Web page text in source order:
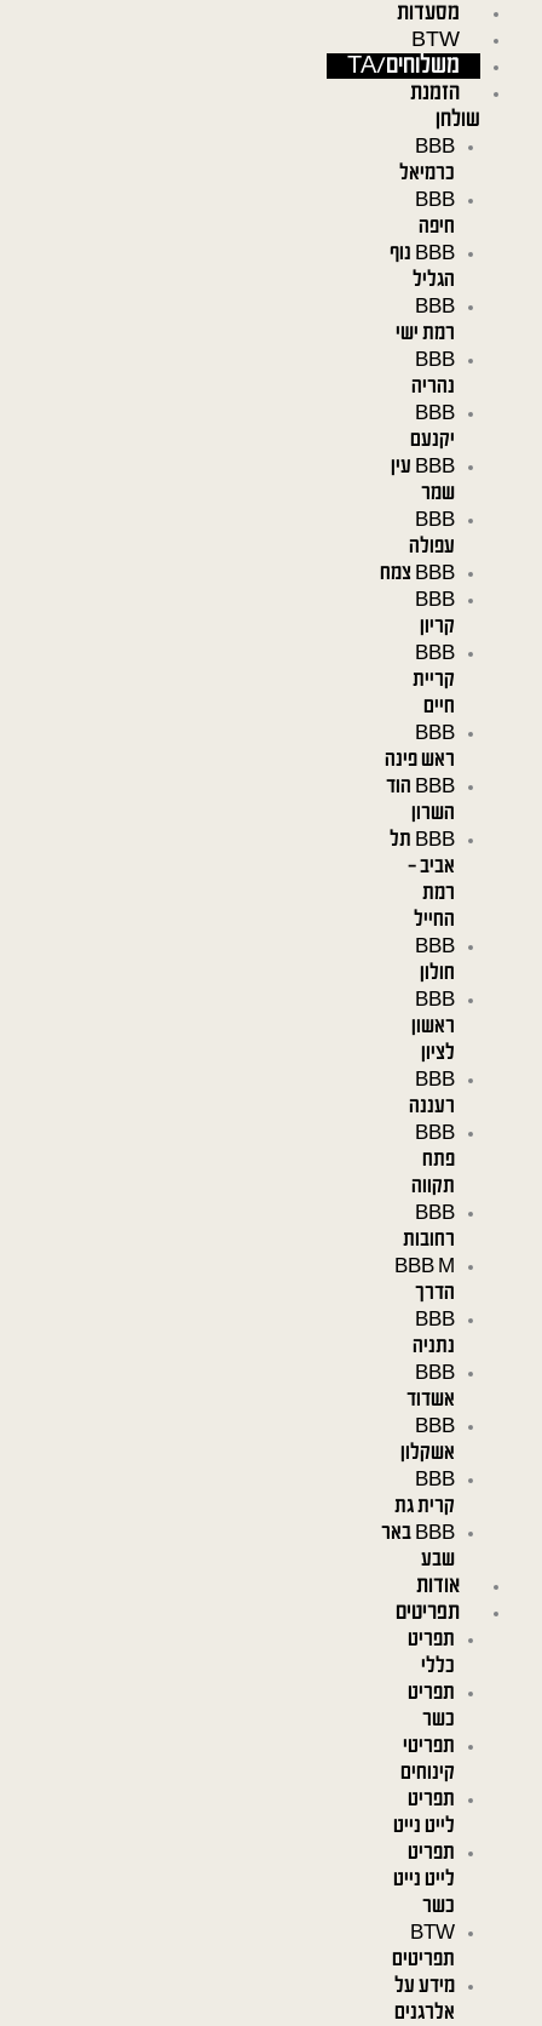
מסעדות
BTW
משלוחים/TA
הזמנת
שולחן
BBB
כרמיאל
BBB
חיפה
BBB נוף
הגליל
BBB
רמת ישי
BBB
נהריה
BBB
יקנעם
BBB עין
שמר
BBB
עפולה
BBB צמח
BBB
קריון
BBB
קריית
חיים
BBB
ראש פינה
BBB הוד
השרון
BBB תל
אביב –
רמת
החייל
BBB
חולון
BBB
ראשון
לציון
BBB
רעננה
BBB
פתח
תקווה
BBB
רחובות
BBB M
הדרך
BBB
נתניה
BBB
אשדוד
BBB
אשקלון
BBB
קרית גת
BBB באר
שבע
אודות
תפריטים
תפריט
כללי
תפריט
כשר
תפריטי
קינוחים
תפריט
לייט נייט
תפריט
לייט נייט
כשר
BTW
תפריטים
מידע על
אלרגנים